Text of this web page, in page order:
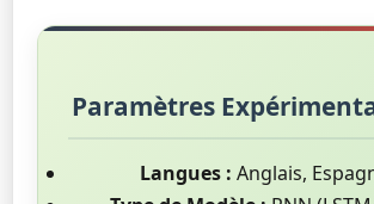
Paramètres
Langues : Anglais,